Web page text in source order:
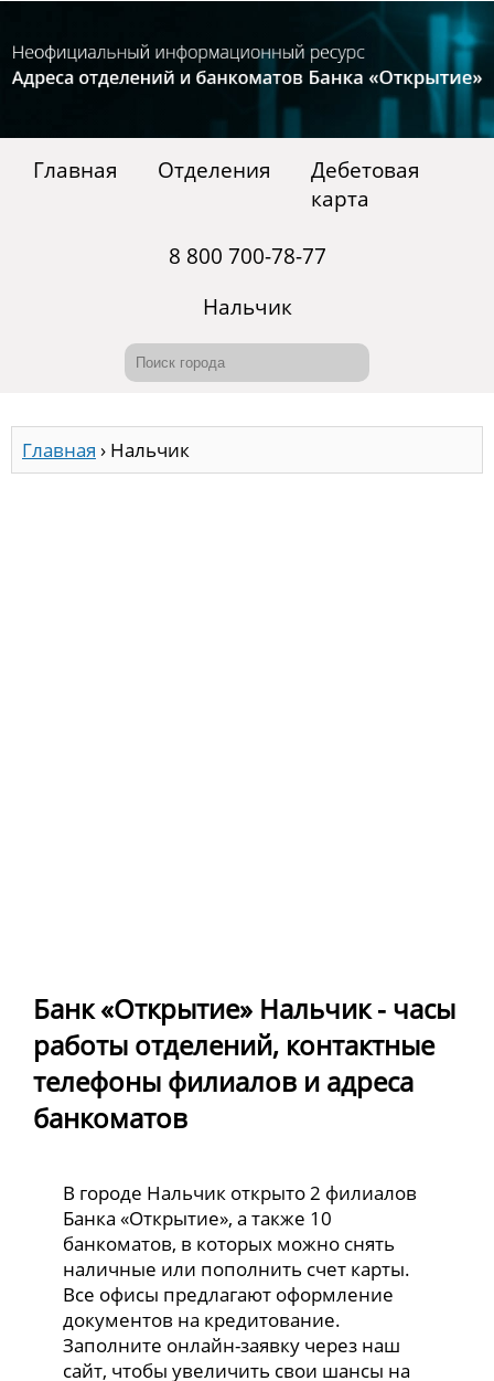
Главная Отделения
Дебетовая
карта
8 800 700-78-77
Нальчик
Главная › Нальчик
Банк «Открытие» Нальчик - часы
работы отделений, контактные
телефоны филиалов и адреса
банкоматов
В городе Нальчик открыто 2 филиалов
Банка «Открытие», а также 10
банкоматов, в которых можно снять
наличные или пополнить счет карты.
Все офисы предлагают оформление
документов на кредитование.
Заполните онлайн-заявку через наш
сайт, чтобы увеличить свои шансы на